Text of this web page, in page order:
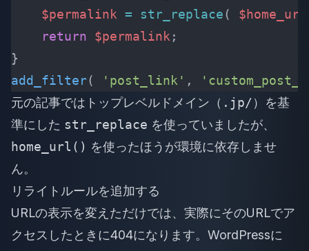
    $permalink
= str_replace( $home_url
    return
$permalink ;
}
add_filter( 'post_link' ,
元の記事ではトップレベルドメイン（ .jp/）を基
準にした str_replace を使っていましたが、
home_url() を使ったほうが環境に依存しませ
ん。
リライトルールを追加する
URLの表示を変えただけでは、実際にそのURLでア
クセスしたときに404になります。WordPressに